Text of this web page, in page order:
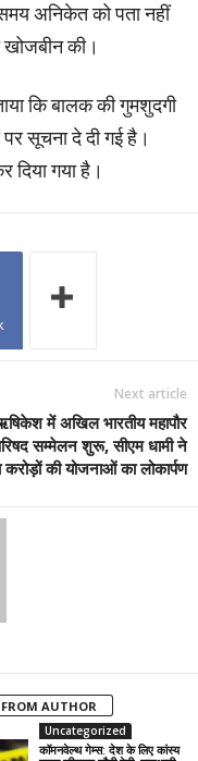
अनिकेत को पता नहीं
खोजबीन की।
कि बालक की गुमशुदगी
सूचना दे दी गई है।
दिया गया है।
Next article
में अखिल भारतीय महापौर
सम्मेलन शुरू, सीएम धामी ने
करोड़ों की योजनाओं का लोकार्पण
AUTHOR
Uncategorized
कॉमनवेल्थ गेम्स: देश के लिए कांस्य